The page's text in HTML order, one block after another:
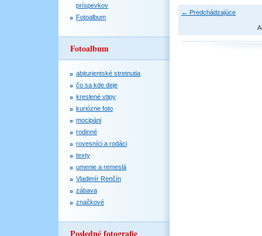
príspevkov
Fotoalbum
Fotoalbum
abiturientské stretnutia
čo sa kde deje
kreslené vtipy
kuriózne foto
mocipáni
rodinné
rovesníci a rodáci
texty
umenie a remeslá
Vladimír Renčín
zábava
značkové
Posledné fotografie
← Predchádzajúce